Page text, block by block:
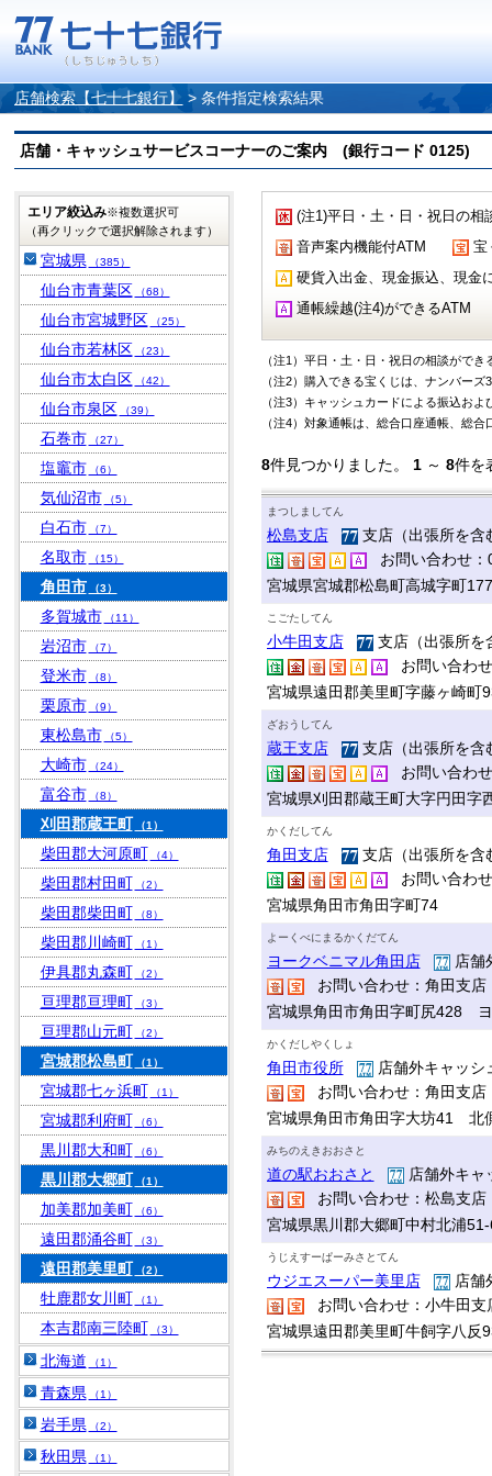
店舗検索【七十七銀行】 > 条件指定検索結果
店舗・キャッシュサービスコーナーのご案内 (銀行コード 0125)
(注1)平日・土・日・祝日の相
音声案内機能付ATM
宝
硬貨入出金、現金振込、現金
通帳繰越(注4)ができるATM
（注1）平日・土・日・祝日の相談がで
（注2）購入できる宝くじは、ナンバー
（注3）キャッシュカードによる振込お
（注4）対象通帳は、総合口座通帳、総
8件見つかりました。 1～ 8件を
まつしましてん
松島支店
支店（出張所を
お問い合わせ：
宮城県宮城郡松島町高城字町177
こごたしてん
小牛田支店
支店（出張所を
お問い合わ
宮城県遠田郡美里町字藤ヶ崎町
ざおうしてん
蔵王支店
支店（出張所を
お問い合わ
宮城県刈田郡蔵王町大字円田字
かくだしてん
角田支店
支店（出張所を
お問い合わ
宮城県角田市角田字町74
よーくべにまるかくだてん
ヨークベニマル角田店
店舗
お問い合わせ：角田支店
宮城県角田市角田字町尻428
かくだしやくしょ
角田市役所
店舗外キャッ
お問い合わせ：角田支店
宮城県角田市角田字大坊41 北
みちのえきおおさと
道の駅おおさと
店舗外キ
お問い合わせ：松島支店
宮城県黒川郡大郷町中村北浦
うじえすーぱーみさとてん
ウジエスーパー美里店
店舗
お問い合わせ：小牛田支
宮城県遠田郡美里町牛飼字八
エリア絞込み※複数選択可
（再クリックで選択解除されます）
宮城県 （385）
仙台市青葉区 （68）
仙台市宮城野区 （25）
仙台市若林区 （23）
仙台市太白区 （42）
仙台市泉区 （39）
石巻市 （27）
塩竈市 （6）
気仙沼市 （5）
白石市 （7）
名取市 （15）
角田市 （3）
多賀城市 （11）
岩沼市 （7）
登米市 （8）
栗原市 （9）
東松島市 （5）
大崎市 （24）
富谷市 （8）
刈田郡蔵王町 （1）
柴田郡大河原町 （4）
柴田郡村田町 （2）
柴田郡柴田町 （8）
柴田郡川崎町 （1）
伊具郡丸森町 （2）
亘理郡亘理町 （3）
亘理郡山元町 （2）
宮城郡松島町 （1）
宮城郡七ヶ浜町 （1）
宮城郡利府町 （6）
黒川郡大和町 （6）
黒川郡大郷町 （1）
加美郡加美町 （6）
遠田郡涌谷町 （3）
遠田郡美里町 （2）
牡鹿郡女川町 （1）
本吉郡南三陸町 （3）
北海道 （1）
青森県 （1）
岩手県 （2）
秋田県 （1）